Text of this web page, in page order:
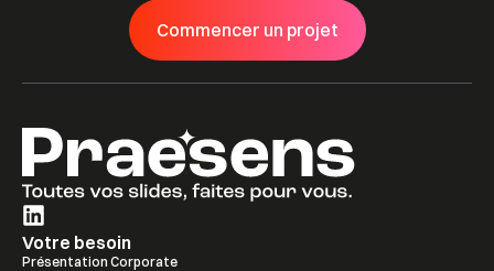
Commencer un projet
Votre besoin
Présentation Corporate